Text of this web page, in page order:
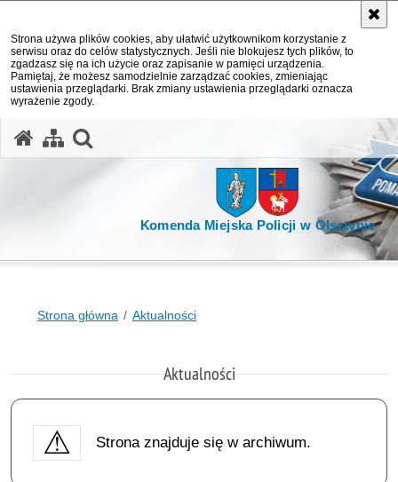
Strona używa plików cookies, aby ułatwić użytkownikom korzystanie z
serwisu oraz do celów statystycznych. Jeśli nie blokujesz tych plików, to
zgadzasz się na ich użycie oraz zapisanie w pamięci urządzenia.
Pamiętaj, że możesz samodzielnie zarządzać cookies, zmieniając
ustawienia przeglądarki. Brak zmiany ustawienia przeglądarki oznacza
wyrażenie zgody.
Komenda Miejska Policji w Olsztynie
Strona główna Aktualności
Aktualności
Strona znajduje się w archiwum.